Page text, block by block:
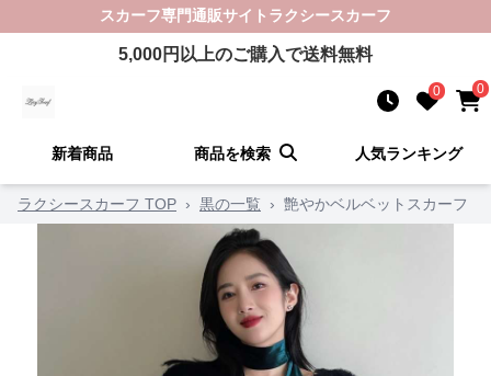
スカーフ専門通販サイト ラクシースカーフ
5,000円以上のご購入で送料無料
0 0
新着商品 商品を検索 人気ランキング
ラクシースカーフ TOP › 黒の一覧 › 艶やかベルベットスカーフ